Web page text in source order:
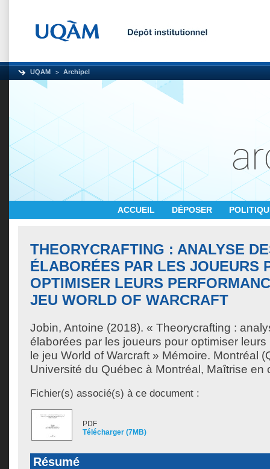
UQAM Archipel
ACCUEIL DÉPOSER
THEORYCRAFTING : ANALYSE
ÉLABORÉES PAR LES JOUEURS
OPTIMISER LEURS
JEU WORLD OF WARCRAFT
Jobin, Antoine (2018). « Theorycrafting :
élaborées par les joueurs pour optimiser
le jeu World of Warcraft » Mémoire. Montréal
Université du Québec à Montréal, Maîtrise en
Fichier(s) associé(s) à ce document :
PDF
Télécharger (7MB)
Résumé